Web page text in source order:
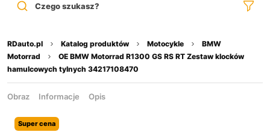
Czego szukasz?
RDauto.pl Katalog produktów Motocykle
BMW
Motorrad
OE BMW Motorrad R1300 GS RS RT Zestaw klocków
hamulcowych tylnych 34217108470
Obraz Informacje Opis
Super cena